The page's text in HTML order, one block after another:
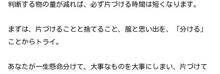
判断する物の量が減れば、必ず片づける時間は短くなります。
まずは、片づけることと捨てること、服と思い出を、「分ける」
ことからトライ。
あなたが一生懸命分けて、大事なものを大事にしまい、片づけて